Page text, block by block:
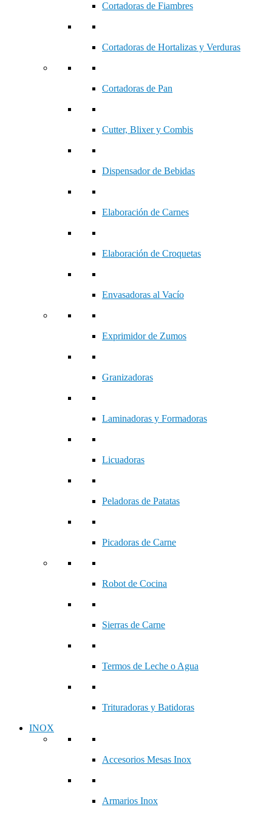
Cortadoras de Fiambres
Cortadoras de Hortalizas y Verduras
Cortadoras de Pan
Cutter, Blixer y Combis
Dispensador de Bebidas
Elaboración de Carnes
Elaboración de Croquetas
Envasadoras al Vacío
Exprimidor de Zumos
Granizadoras
Laminadoras y Formadoras
Licuadoras
Peladoras de Patatas
Picadoras de Carne
Robot de Cocina
Sierras de Carne
Termos de Leche o Agua
Trituradoras y Batidoras
INOX
Accesorios Mesas Inox
Armarios Inox